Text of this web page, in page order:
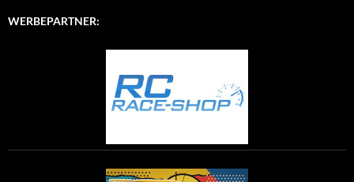
WERBEPARTNER: